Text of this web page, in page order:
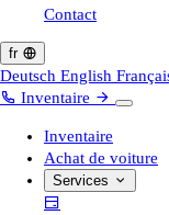
Contact
fr
Deutsch English
Inventaire
Inventaire
Achat de voiture
Services